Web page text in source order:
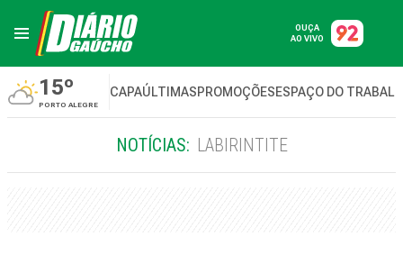
OUÇA
AO VIVO
15º
PORTO ALEGRE
CAPAÚLTIMASPROMOÇÕESESPAÇO DO
NOTÍCIAS: LABIRINTITE